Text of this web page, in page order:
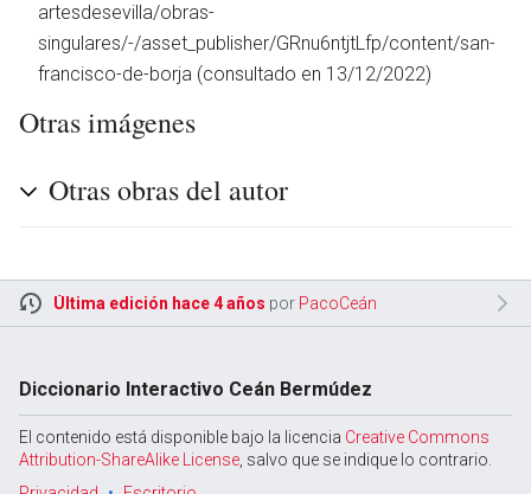
artesdesevilla/obras-
singulares/-/asset_publisher/GRnu6ntjtLfp/content/san-
francisco-de-borja (consultado en 13/12/2022)
Otras imágenes
Otras obras del autor
Última edición hace 4 años por PacoCeán
Diccionario Interactivo Ceán Bermúdez
El contenido está disponible bajo la licencia Creative Commons
Attribution-ShareAlike License , salvo que se indique lo contrario.